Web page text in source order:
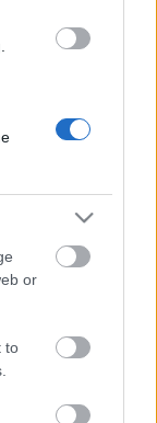
or
to
beállítások